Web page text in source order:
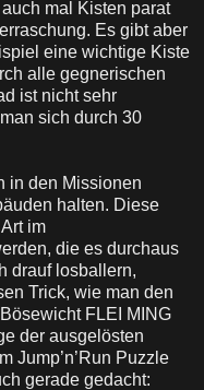
mal Kisten parat
Es gibt aber
eine wichtige Kiste
alle gegnerischen
ist nicht sehr
sich durch 30
in den Missionen
halten. Diese
im
die es durchaus
drauf losballern,
Trick, wie man den
FLEI MING
der ausgelösten
Jump’n’Run Puzzle
gerade gedacht: